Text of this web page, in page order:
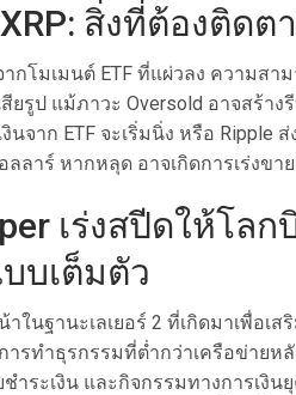
สิ่งที่ต้องติดต
กโมเมนต์ ETF ที่แผ่วลง ความส
ยรูป แม้ภาวะ Oversold อาจสร้า
นจาก ETF จะเริ่มนิ่ง หรือ
ลลาร์ หากหลุด อาจเกิดการเร่งขา
เร่งสปีดให้โล
บบเต็มตัว
าในฐานะเลเยอร์ 2 ที่เกิดมาเพื่อ
รทำธุรกรรมที่ต่ำกว่าเครือข่ายห
ชำระเงิน และกิจกรรมทางการเงิ